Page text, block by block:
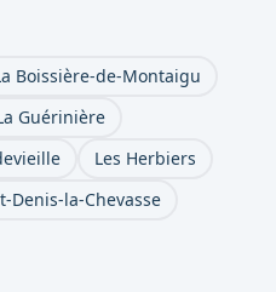
Boissière-de-Montaigu
Guérinière
Les Herbiers
Denis-la-Chevasse